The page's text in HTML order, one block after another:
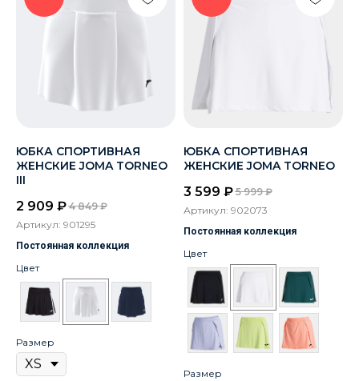
ЮБКА СПОРТИВНАЯ
ЖЕНСКИЕ JOMA TORNEO
III
2 909 ₽ 4 849 ₽
Артикул: 901295
Постоянная коллекция
Цвет
Размер
ЮБКА СПОРТИВНАЯ
ЖЕНСКИЕ JOMA TORNEO
3 599 ₽ 5 999 ₽
Артикул: 902073
Постоянная коллекция
Цвет
Размер